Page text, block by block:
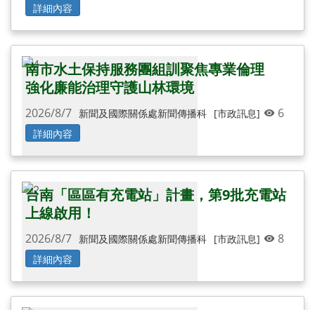
詳細內容
南市水土保持服務團組訓聚焦專業倫理
強化廉能治理守護山林環境
2026/8/7 新聞及國際關係處新聞傳播科 [市政訊息] 6
詳細內容
台南「區區有充電站」計畫，第9批充電站
上線啟用！
2026/8/7 新聞及國際關係處新聞傳播科 [市政訊息] 8
詳細內容